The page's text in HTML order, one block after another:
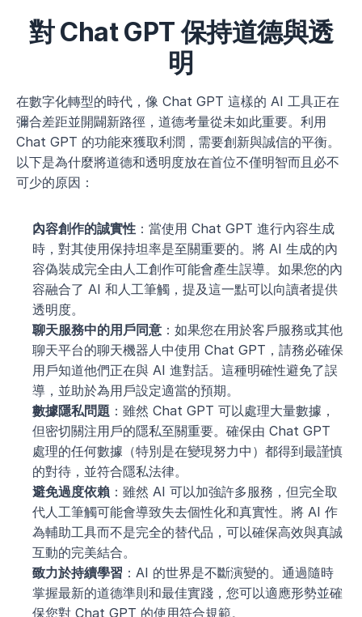
對 Chat GPT 保持道德與透
明
在數字化轉型的時代，像 Chat GPT 這樣的 AI 工具正在
彌合差距並開闢新路徑，道德考量從未如此重要。利用
Chat GPT 的功能來獲取利潤，需要創新與誠信的平衡。
以下是為什麼將道德和透明度放在首位不僅明智而且必不
可少的原因：
內容創作的誠實性 ：當使用 Chat GPT 進行內容生成
時，對其使用保持坦率是至關重要的。將 AI 生成的內
容偽裝成完全由人工創作可能會產生誤導。如果您的內
容融合了 AI 和人工筆觸，提及這一點可以向讀者提供
透明度。
聊天服務中的用戶同意 ：如果您在用於客戶服務或其他
聊天平台的聊天機器人中使用 Chat GPT，請務必確保
用戶知道他們正在與 AI 進對話。這種明確性避免了誤
導，並助於為用戶設定適當的預期。
數據隱私問題 ：雖然 Chat GPT 可以處理大量數據，
但密切關注用戶的隱私至關重要。確保由 Chat GPT
處理的任何數據（特別是在變現努力中）都得到最謹慎
的對待，並符合隱私法律。
避免過度依賴 ：雖然 AI 可以加強許多服務，但完全取
代人工筆觸可能會導致失去個性化和真實性。將 AI 作
為輔助工具而不是完全的替代品，可以確保高效與真誠
互動的完美結合。
致力於持續學習 ：AI 的世界是不斷演變的。通過隨時
掌握最新的道德準則和最佳實踐，您可以適應形勢並確
保您對 Chat GPT 的使用符合規範。